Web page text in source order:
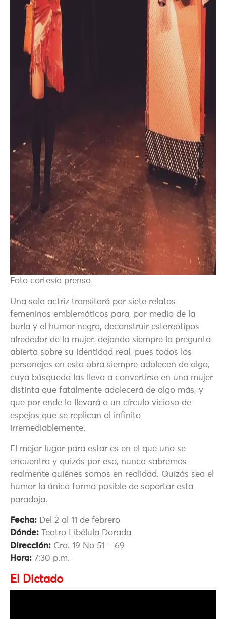
Foto cortesía prensa
Una sola actriz transitará por siete relatos
femeninos emblemáticos para, por medio de la
burla y el humor negro, deconstruir estereotipos
alrededor de la mujer, dejando siempre la pregunta
abierta sobre su identidad real, pues todos los
personajes en esta obra siempre adolecen de algo,
cuya búsqueda las lleva a convertirse en una mujer
distinta que fatalmente adolecerá de algo más, y
que por ende la llevará a un círculo vicioso de
espejos que se replican al infinito
irremediablemente.
El mejor lugar para estar es en el que uno se
encuentra y quizás por eso, nunca sabremos
realmente quiénes somos en realidad. Quizás sea el
humor la única forma posible de soportar esta
paradoja.
Fecha: Del 2 al 11 de febrero
Dónde: Teatro Libélula Dorada
Dirección: Cra. 19 No 51 – 69
Hora: 7:30 p.m.
El Dictado